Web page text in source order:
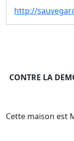
http://
CONTRE LA
Cette maison est